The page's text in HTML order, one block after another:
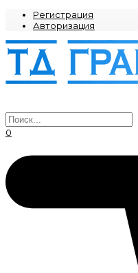
Регистрация
Авторизация
0